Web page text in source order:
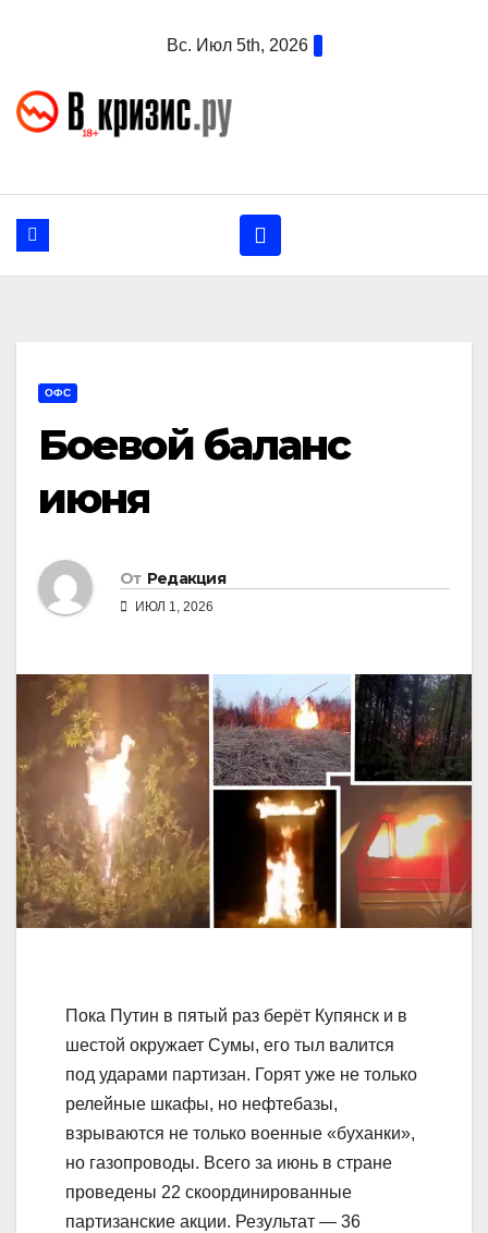
Вс. Июл 5th, 2026
ОФС
Боевой баланс
июня
От Редакция
ИЮЛ 1, 2026
Пока Путин в пятый раз берёт Купянск и в
шестой окружает Сумы, его тыл валится
под ударами партизан. Горят уже не только
релейные шкафы, но нефтебазы,
взрываются не только военные «буханки»,
но газопроводы. Всего за июнь в стране
проведены 22 скоординированные
партизанские акции. Результат — 36